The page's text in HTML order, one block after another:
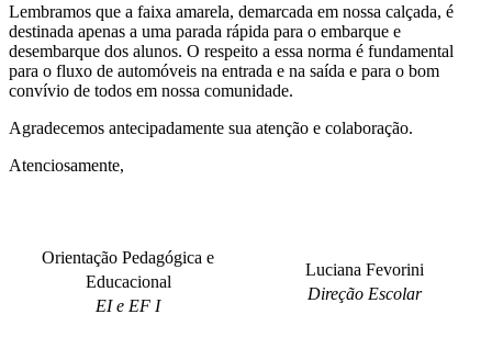
Lembramos que a faixa amarela, demarcada em nossa calçada, é
destinada apenas a uma parada rápida para o embarque e
desembarque dos alunos. O respeito a essa norma é fundamental
para o fluxo de automóveis na entrada e na saída e para o bom
convívio de todos em nossa comunidade.
Agradecemos antecipadamente sua atenção e colaboração.
Atenciosamente,
Orientação Pedagógica e
Educacional
EI e EF I
Luciana Fevorini
Direção Escolar